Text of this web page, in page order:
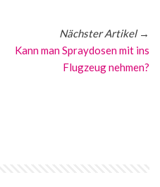
Nächster Artikel→
Kann man Spraydosen mit ins
Flugzeug nehmen?